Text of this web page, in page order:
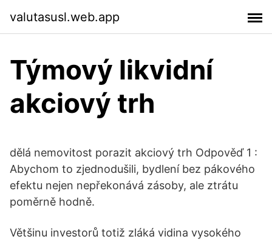
valutasusl.web.app
Týmový likvidní
akciový trh
dělá nemovitost porazit akciový trh Odpověď 1 :
Abychom to zjednodušili, bydlení bez pákového
efektu nejen nepřekonává zásoby, ale ztrátu
poměrně hodně.
Většinu investorů totiž zláká vidina vysokého